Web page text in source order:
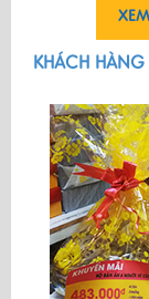
KHÁCH